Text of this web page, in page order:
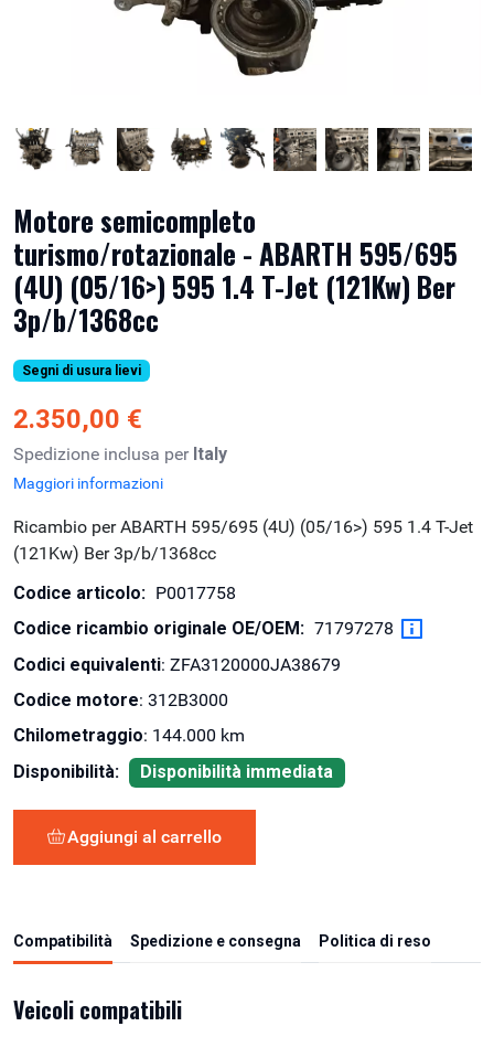
Motore semicompleto
turismo/rotazionale - ABARTH 595/695
(4U) (05/16>) 595 1.4 T-Jet (121Kw) Ber
3p/b/1368cc
Segni di usura lievi
2.350,00 €
Spedizione inclusa per Italy
Maggiori informazioni
Ricambio per ABARTH 595/695 (4U) (05/16>) 595 1.4 T-Jet
(121Kw) Ber 3p/b/1368cc
Codice articolo: P0017758
Codice ricambio originale OE/OEM: 71797278
Codici equivalenti: ZFA3120000JA38679
Codice motore: 312B3000
Chilometraggio: 144.000 km
Disponibilità:
Disponibilità immediata
Aggiungi al carrello
Compatibilità Spedizione e consegna Politica di reso
Veicoli compatibili